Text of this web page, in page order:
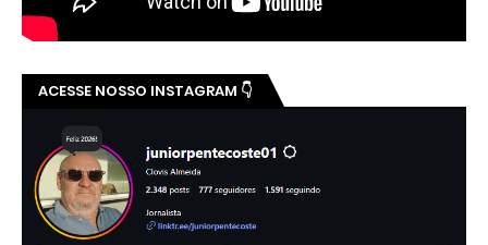
ACESSE NOSSO INSTAGRAM 👇